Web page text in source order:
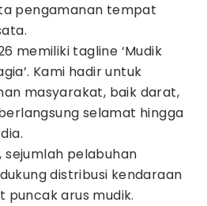
pengamanan tempat
memiliki tagline ‘Mudik
Kami hadir untuk
masyarakat, baik darat,
selamat hingga
sejumlah pelabuhan
distribusi kendaraan
puncak arus mudik.